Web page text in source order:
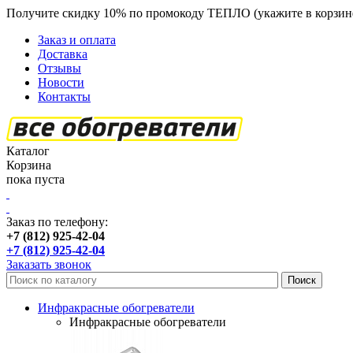
Получите скидку 10% по промокоду ТЕПЛО (укажите в
Заказ и оплата
Доставка
Отзывы
Новости
Контакты
Каталог
Корзина
пока пуста
Заказ по телефону:
+7 (812) 925-42-04
+7 (812) 925-42-04
Заказать звонок
Инфракрасные обогреватели
Инфракрасные обогреватели